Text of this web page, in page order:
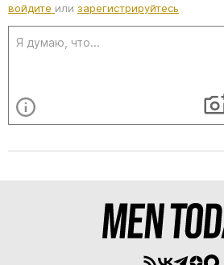
войдите или зарегистрируйтесь